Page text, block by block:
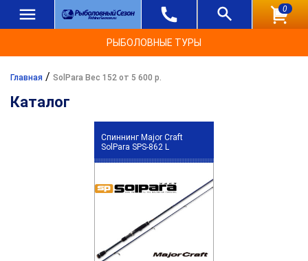
0
РЫБОЛОВНЫЕ ТУРЫ
Главная / SolPara Вес 152 от 5 600 р.
Каталог
Спиннинг Major Craft
SolPara SPS-862 L